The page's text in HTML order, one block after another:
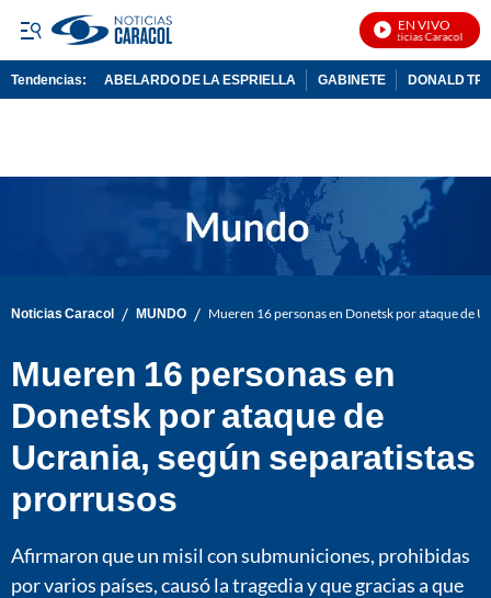
EN VIVO
Noticias Caracol En
Tendencias: ABELARDO DE LA ESPRIELLA GABINETE DONALD
Noticias Caracol / MUNDO / Mueren 16 personas en Donetsk por ataque de
Mueren 16 personas en
Donetsk por ataque de
Ucrania, según separatistas
prorrusos
Afirmaron que un misil con submuniciones, prohibidas
por varios países, causó la tragedia y que gracias a que